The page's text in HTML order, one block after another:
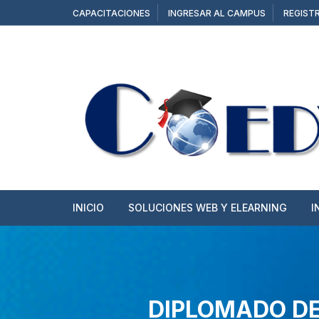
CAPACITACIONES INGRESAR AL CAMPUS
INICIO SOLUCIONES WEB Y ELEARNING
CAMPUS Y AULAS
DIPLOMADO